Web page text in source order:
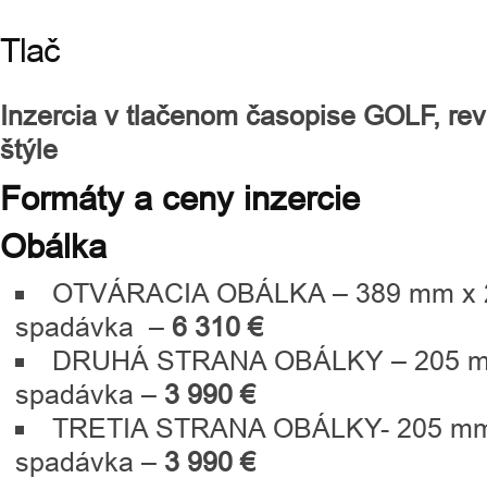
Tlač
Inzercia v tlačenom časopise GOLF,
štýle
Formáty a ceny inzercie
Obálka
OTVÁRACIA OBÁLKA – 389 mm
spadávka – 6 310 €
DRUHÁ STRANA OBÁLKY – 205
spadávka – 3 990 €
TRETIA STRANA OBÁLKY- 205
spadávka – 3 990 €